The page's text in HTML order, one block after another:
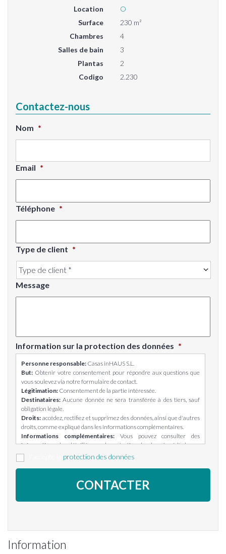
Location
O
Surface
230 m²
Chambres
4
Salles de bain
3
Plantas
2
Codigo
2.230
Contactez-nous
Nom *
Email *
Téléphone *
Type de client *
Message
Information sur la protection des données *
Personne responsable: Casas inHAUS S.L.
But: Obtenir votre consentement pour répondre aux questions que
vous soulevez via notre formulaire de contact.
Légitimation: Consentement de la partie intéressée.
Destinataires: Aucune donnée ne sera transférée à des tiers, sauf
obligation légale.
Droits: accédez, rectifiez et supprimez des données, ainsi que d'autres
droits, comme expliqué dans les informations complémentaires.
Informations complémentaires:Vous pouvez consulter des
informations plus détaillées sur la protection des données à l'adresse
suivante: https://casasinhaus.com/ley-de-proteccion-de-datos/
protection des données
Information